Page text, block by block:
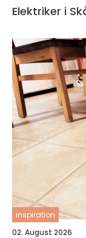
Elektriker i
inspiration
02. August 2026